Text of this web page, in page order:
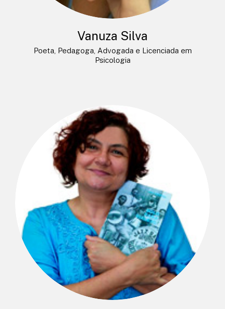
Vanuza Silva
Poeta, Pedagoga, Advogada e Licenciada em
Psicologia